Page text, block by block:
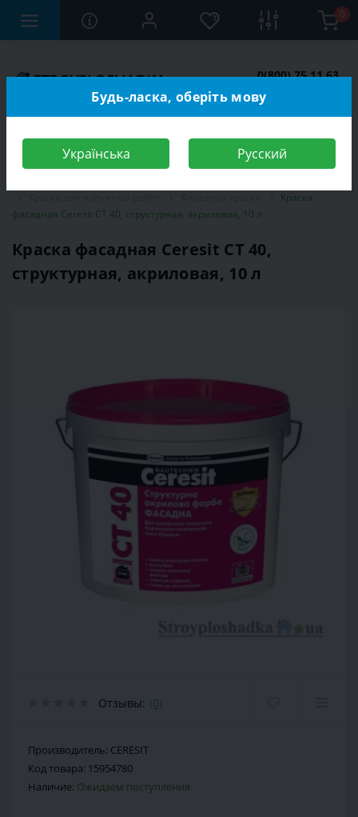
0
0(800) 75 11 63
Краска
фасадная Ceresit CT 40, структурная, акриловая, 10 л
Краска фасадная Ceresit CT 40,
структурная, акриловая, 10 л
Отзывы: (0)
Производитель: CERESIT
Код товара: 15954780
Наличие: Ожидаем поступления
Будь-ласка, оберіть мову
Українська Русский